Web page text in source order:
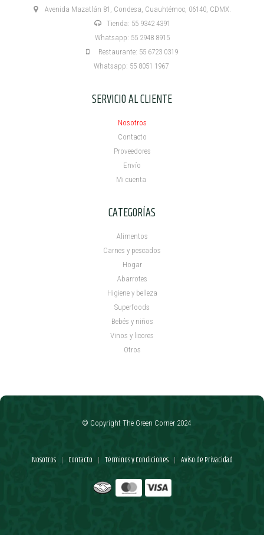
Avenida Mazatlán 81, Condesa, Cuauhtémoc, 06140, CDMX.
Tienda: 55 9342 4391
Whatsapp: 55 2948 8915
Restaurante: 55 6723 0319
Whatsapp: 55 8051 1967
SERVICIO AL CLIENTE
Nosotros
Contacto
Proveedores
Envío
Mi cuenta ​
CATEGORÍAS
Alimentos
Carnes y pescados
Hogar
Abarrotes
Higiene y belleza
Superfoods
Bebés y niños
Vinos y licores
Otros
Nosotros | Contacto | Términos y Condiciones | Aviso de Privacidad
© Copyright The Green Corner 2024